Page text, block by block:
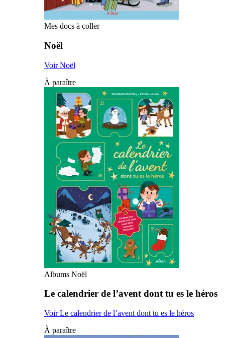
Mes docs à coller
Noël
Voir Noël
À paraître
Albums Noël
Le calendrier de l’avent dont tu es le héros
Voir Le calendrier de l’avent dont tu es le héros
À paraître